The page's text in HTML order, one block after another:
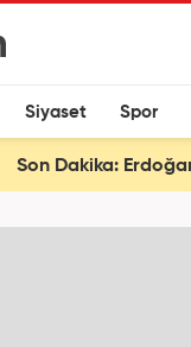
Siyaset Spor
Son Dakika: